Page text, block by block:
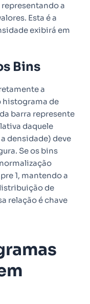
representando a
Esta é a
exibirá em
Bins
a
histograma de
barra represente
daquele
densidade) deve
Se os bins
1, mantendo a
de
relação é chave